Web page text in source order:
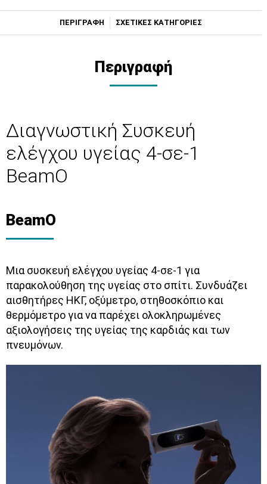
ΠΕΡΙΓΡΑΦΗ ΣΧΕΤΙΚΕΣ ΚΑΤΗΓΟΡΙΕΣ
Περιγραφή
Διαγνωστική Συσκευή
ελέγχου υγείας 4-σε-1
BeamO
BeamO
Μια συσκευή ελέγχου υγείας 4-σε-1 για
παρακολούθηση της υγείας στο σπίτι. Συνδυάζει
αισθητήρες ΗΚΓ, οξύμετρο, στηθοσκόπιο και
θερμόμετρο για να παρέχει ολοκληρωμένες
αξιολογήσεις της υγείας της καρδιάς και των
πνευμόνων.